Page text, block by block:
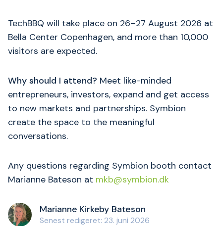
TechBBQ will take place on 26–27 August 2026 at
Bella Center Copenhagen, and more than 10,000
visitors are expected.
Why should I attend? Meet like-minded
entrepreneurs, investors, expand and get access
to new markets and partnerships. Symbion
create the space to the meaningful
conversations.
Any questions regarding Symbion booth contact
Marianne Bateson at mkb@symbion.dk
Marianne Kirkeby Bateson
Senest redigeret: 23. juni 2026